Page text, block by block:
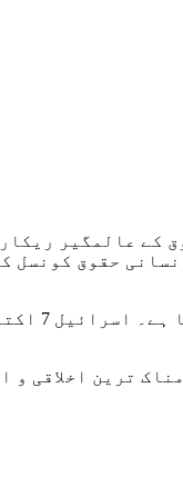
کے عالمگیر
انہوں نے کہا
ترین اخلاقی و